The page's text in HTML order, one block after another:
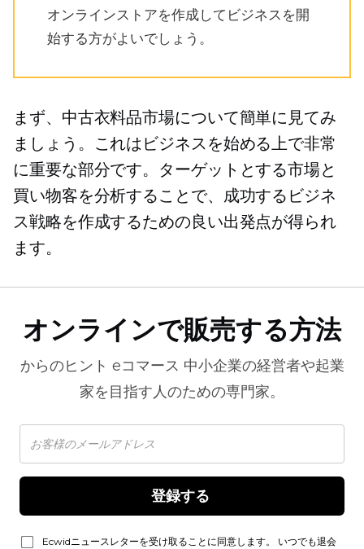
オンラインストアを作成してビジネスを開
始する方がよいでしょう。
まず、中古衣料品市場について簡単に見てみ
ましょう。これはビジネスを始める上で非常
に重要な部分です。ターゲットとする市場と
買い物客を分析することで、成功するビジネ
ス戦略を作成するための良い出発点が得られ
ます。
オンラインで販売する方法
からのヒント eコマース 中小企業の経営者や起業
家を目指す人のための専門家。
Ecwidニュースレターを受け取ることに同意します。 いつでも退会